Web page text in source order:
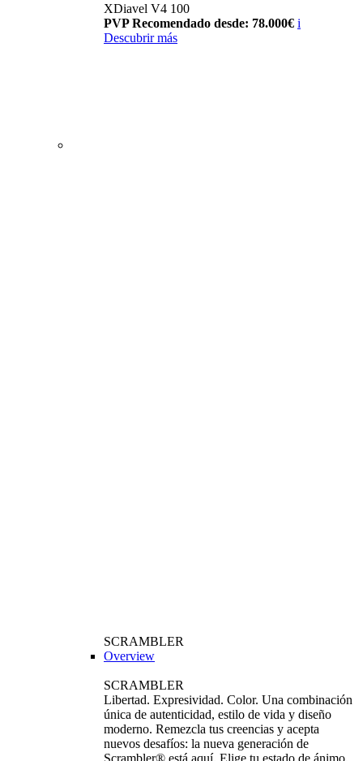
XDiavel V4 100
PVP Recomendado desde: 78.000€ i
Descubrir más
SCRAMBLER
Overview
SCRAMBLER
Libertad. Expresividad. Color. Una combinación
única de autenticidad, estilo de vida y diseño
moderno. Remezcla tus creencias y acepta
nuevos desafíos: la nueva generación de
Scrambler® está aquí. Elige tu estado de ánimo.